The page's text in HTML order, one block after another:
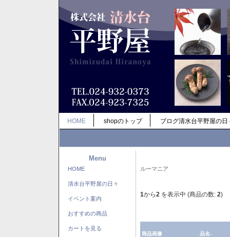
HOME shopのトップ ブログ清水台平野屋の日
Menu
HOME
清水台平野屋の日々
イベント案内
おすすめの商品
カートを見る
ルーマニア
1から2 を表示中 (商品の数: 2)
商品画像 品名-